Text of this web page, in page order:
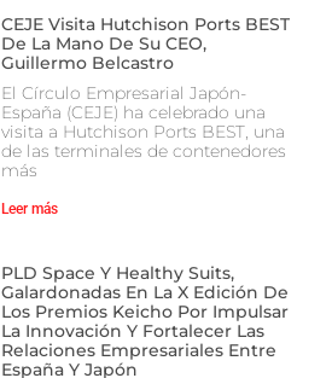
CEJE Visita Hutchison Ports BEST
De La Mano De Su CEO,
Guillermo Belcastro
El Círculo Empresarial Japón-
España (CEJE) ha celebrado una
visita a Hutchison Ports BEST, una
de las terminales de contenedores
más
Leer más
PLD Space Y Healthy Suits,
Galardonadas En La X Edición De
Los Premios Keicho Por Impulsar
La Innovación Y Fortalecer Las
Relaciones Empresariales Entre
España Y Japón